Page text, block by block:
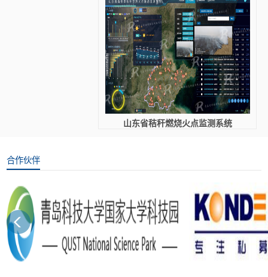
山东省秸秆燃烧火点监测系统
合作伙伴